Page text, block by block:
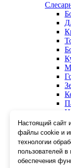
Настоящий сайт
файлы cookie и
технологии
пользователей в
обеспечения